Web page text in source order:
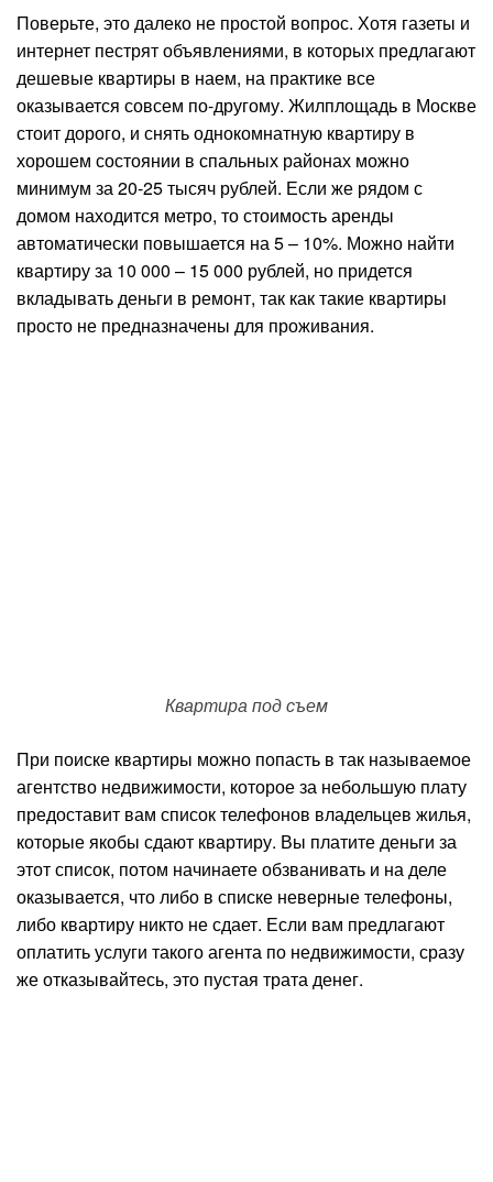
Поверьте, это далеко не простой вопрос. Хотя газеты и
интернет пестрят объявлениями, в которых предлагают
дешевые квартиры в наем, на практике все
оказывается совсем по-другому. Жилплощадь в Москве
стоит дорого, и снять однокомнатную квартиру в
хорошем состоянии в спальных районах можно
минимум за 20-25 тысяч рублей. Если же рядом с
домом находится метро, то стоимость аренды
автоматически повышается на 5 – 10%. Можно найти
квартиру за 10 000 – 15 000 рублей, но придется
вкладывать деньги в ремонт, так как такие квартиры
просто не предназначены для проживания.
Квартира под съем
При поиске квартиры можно попасть в так называемое
агентство недвижимости, которое за небольшую плату
предоставит вам список телефонов владельцев жилья,
которые якобы сдают квартиру. Вы платите деньги за
этот список, потом начинаете обзванивать и на деле
оказывается, что либо в списке неверные телефоны,
либо квартиру никто не сдает. Если вам предлагают
оплатить услуги такого агента по недвижимости, сразу
же отказывайтесь, это пустая трата денег.